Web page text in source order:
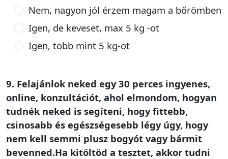
Nem, nagyon jól érzem magam a bőrömben
Igen, de keveset, max 5 kg -ot
Igen, több mint 5 kg-ot
9. Felajánlok neked egy 30 perces ingyenes,
online, konzultációt, ahol elmondom, hogyan
tudnék neked is segíteni, hogy fittebb,
csinosabb és egészségesebb légy úgy, hogy
nem kell semmi plusz bogyót vagy bármit
bevenned.Ha kitöltöd a tesztet, akkor tudni